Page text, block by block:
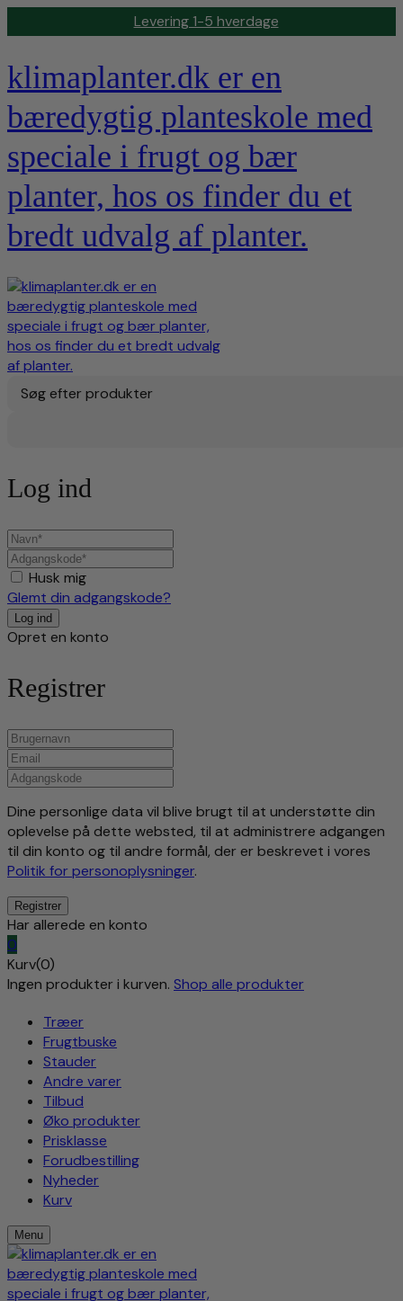
Levering 1-5 hverdage
klimaplanter.dk er en
bæredygtig planteskole med
speciale i frugt og bær
planter, hos os finder du et
bredt udvalg af planter.
Søg efter produkter
Log ind
Husk mig
Glemt din adgangskode?
Opret en konto
Registrer
Dine personlige data vil blive brugt til at understøtte din
oplevelse på dette websted, til at administrere adgangen
til din konto og til andre formål, der er beskrevet i vores
Politik for personoplysninger.
Har allerede en konto
0
Kurv(0)
Ingen produkter i kurven. Shop alle produkter
Træer
Frugtbuske
Stauder
Andre varer
Tilbud
Øko produkter
Prisklasse
Forudbestilling
Nyheder
Kurv
Menu